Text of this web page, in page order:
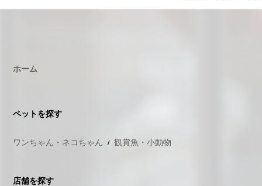
ホーム
ペットを探す
ワンちゃん・ネコちゃん 観賞魚・小動物
店舗を探す